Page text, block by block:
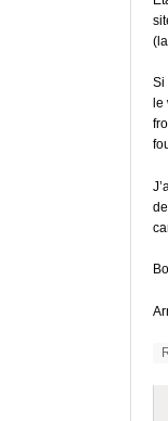
Si